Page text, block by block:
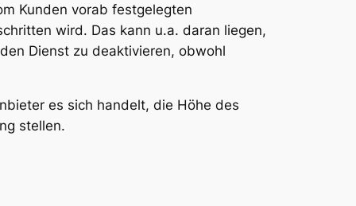
Kunden vorab festgelegten
wird. Das kann u.a. daran liegen,
Dienst zu deaktivieren, obwohl
es sich handelt, die Höhe des
stellen.